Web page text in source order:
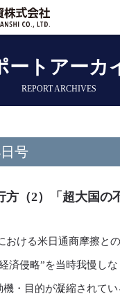
ートアーカ
REPORT ARCHIVES
号
方（2）「超大国の
おける米日通商摩擦と
済侵略”を当時我慢し
機・目的が凝縮されてい